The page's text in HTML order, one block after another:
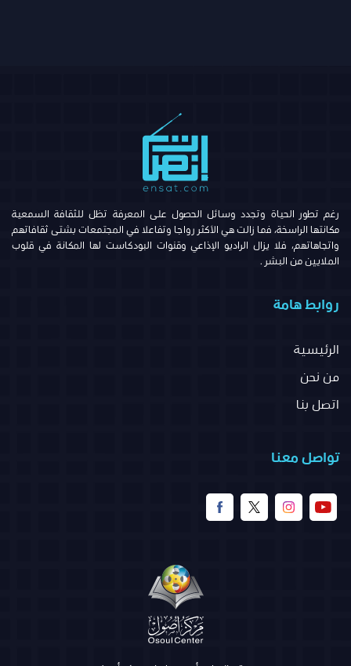
رغم تطور الحياة وتجدد وسائل الحصول على المعرفة تظل للثقافة السمعية
مكانتها الراسخة، فما زالت هي الأكثر رواجا وتفاعلا في المجتمعات بشتى ثقافاتهم
واتجاهاتهم، فلا يزال الراديو الإذاعي وقنوات البودكاست لها المكانة في قلوب
الملايين من البشر .
روابط هامة
الرئيسية
من نحن
اتصل بنا
تواصل معنا